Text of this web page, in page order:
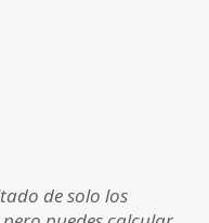
de solo los